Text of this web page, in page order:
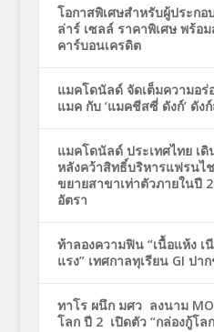
โอกาสพิเศษสำหรับผู้ประก
ล่าร์ เซลล์ ราคาพิเศษ พร้อ
คาร์บอนเครดิต
แมคโดนัลด์ จัดเต็มความอร่
แมค กับ ‘แมคชีสซี่ ดังก์’ ดัง
แมคโดนัลด์ ประเทศไทย เ
หลังคว้าสิทธิ์บริหารแฟรนไ
ขยายสาขาเท่าตัวภายในปี
อัตรา
ท้าลองความฟิน “เนื้อแห้ง
แรง” เทศกาลทุเรียน GI ปา
ทาโร ผนึก มศว ลงนาม
โลก ปี 2 เปิดตัว “กล่องกู้โ